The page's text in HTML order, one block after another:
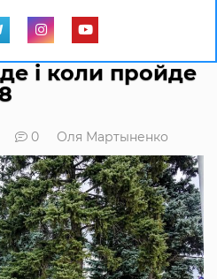
і коли пройде
0 Оля Мартыненко